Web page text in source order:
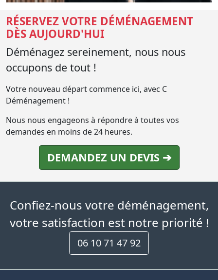
RÉSERVEZ VOTRE DÉMÉNAGEMENT
DÈS AUJOURD'HUI
Déménagez sereinement, nous nous
occupons de tout !
Votre nouveau départ commence ici, avec C
Déménagement !
Nous nous engageons à répondre à toutes vos
demandes en moins de 24 heures.
DEMANDEZ UN DEVIS ➔
Confiez-nous votre déménagement,
votre satisfaction est notre priorité !
06 10 71 47 92